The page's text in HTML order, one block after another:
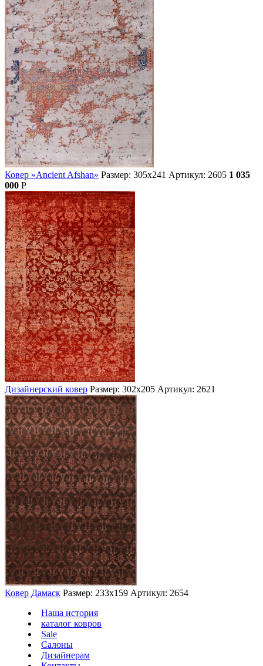
Ковер «Ancient Afshan» Размер: 305х241 Артикул: 2605 1 035
000 Р
Дизайнерский ковер Размер: 302х205 Артикул: 2621
Ковер Дамаск Размер: 233х159 Артикул: 2654
Наша история
каталог ковров
Sale
Салоны
Дизайнерам